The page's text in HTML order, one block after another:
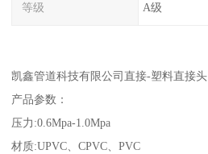
等级 A级
凯鑫管道科技有限公司直接-塑料直接头
产品参数：
压力:0.6Mpa-1.0Mpa
材质:UPVC、CPVC、PVC